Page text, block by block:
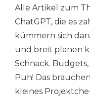
Alle Artikel zum
ChatGPT, die es
kümmern sich
und breit planen
Schnack.
Puh! Das
kleines